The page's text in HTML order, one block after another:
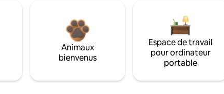
Animaux
bienvenus
Espace de travail
pour ordinateur
portable